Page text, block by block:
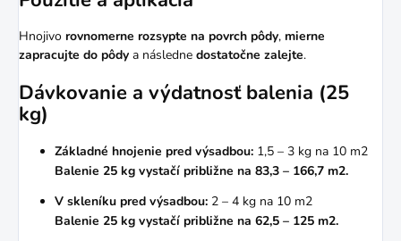
Hnojivo rovnomerne rozsypte na povrch pôdy, mierne
zapracujte do pôdy a následne dostatočne zalejte.
Dávkovanie a výdatnosť balenia (25
kg)
Základné hnojenie pred výsadbou: 1,5 – 3 kg na 10 m2
Balenie 25 kg vystačí približne na 83,3 – 166,7 m2.
V skleníku pred výsadbou: 2 – 4 kg na 10 m2
Balenie 25 kg vystačí približne na 62,5 – 125 m2.